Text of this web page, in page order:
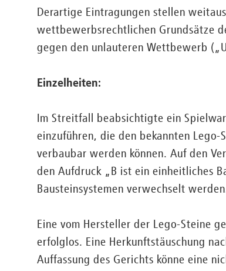
Derartige Eintragungen stellen
wettbewerbsrechtlichen Grundsätze
gegen den unlauteren Wettbewerb
Einzelheiten:
Im Streitfall beabsichtigte ein
einzuführen, die den bekannten Lego-
verbaubar werden können. Auf den
den Aufdruck „B ist ein einheitliches
Bausteinsystemen verwechselt
Eine vom Hersteller der Lego-Steine
erfolglos. Eine Herkunftstäuschung
Auffassung des Gerichts könne eine